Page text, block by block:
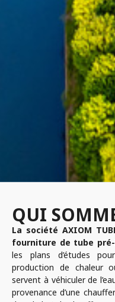
QUI
La société AXIOM
fourniture de tube
les plans d’études
production de chaleur
servent à véhiculer de
provenance d’une